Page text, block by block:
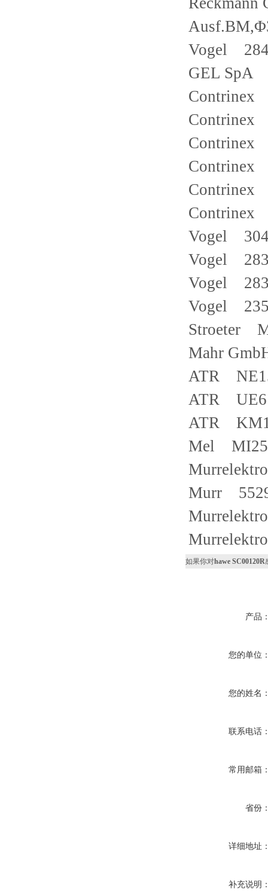
Vogel
GEL SpA
Contrinex
Contrinex
Contrinex
Contrinex
Contrinex
Contrinex
Vogel
Vogel
Vogel
Vogel
Stroeter
Mahr
ATR
ATR UE6
ATR
Mel
Murr
如果你对hawe SC00120R
产品
您的单位
您的姓名
联系电话
常用邮箱
省份
详细地址
补充说明